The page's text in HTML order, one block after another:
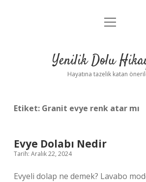
Anasayfa
Yasal Uyarı
menüyü
Yenilik Dolu
Hayatına tazelik katan
Etiket: Granit evye renk atar mı
Evye Dolabı Nedir
Tarih: Aralık 22, 2024
Evyeli dolap ne demek? Lavabo